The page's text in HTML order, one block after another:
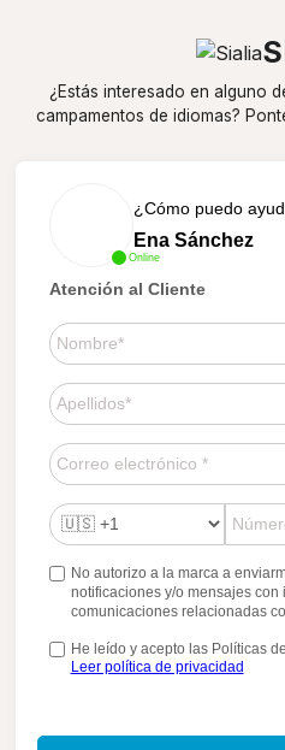
¿Estás interesado en alguno
campamentos de idiomas?
Online
¿Cómo puedo
Ena Sánchez
Atención al Cliente
No autorizo a la marca a
notificaciones y/o mensajes
comunicaciones relacionadas
He leído y acepto las Políticas
Leer política de privacidad